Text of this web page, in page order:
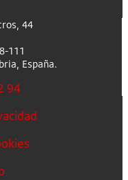
44
111
España.
94